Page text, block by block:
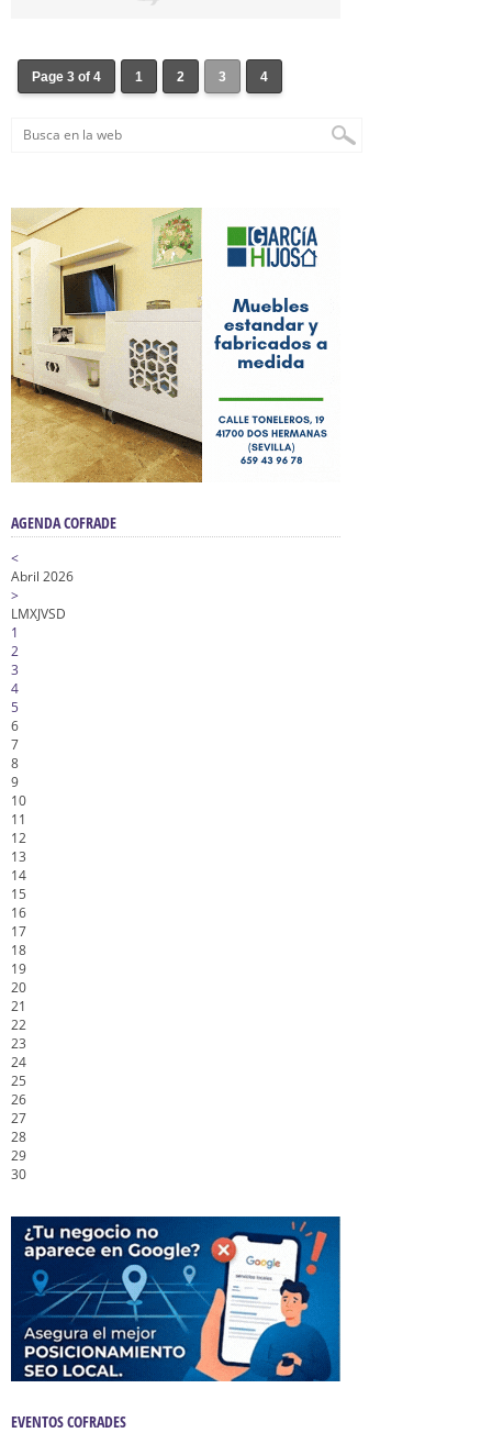
Page 3 of 4 1 2 3 4
AGENDA COFRADE
<
Abril 2026
>
LMXJVSD
1
2
3
4
5
6
7
8
9
10
11
12
13
14
15
16
17
18
19
20
21
22
23
24
25
26
27
28
29
30
EVENTOS COFRADES